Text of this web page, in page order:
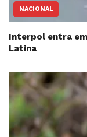
NACIONAL
Interpol entra
Latina